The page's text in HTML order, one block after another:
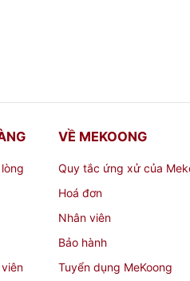
VỀ MEKOONG
Quy tắc ứng xử của
Hoá đơn
Nhân viên
Bảo hành
Tuyển dụng MeKoong